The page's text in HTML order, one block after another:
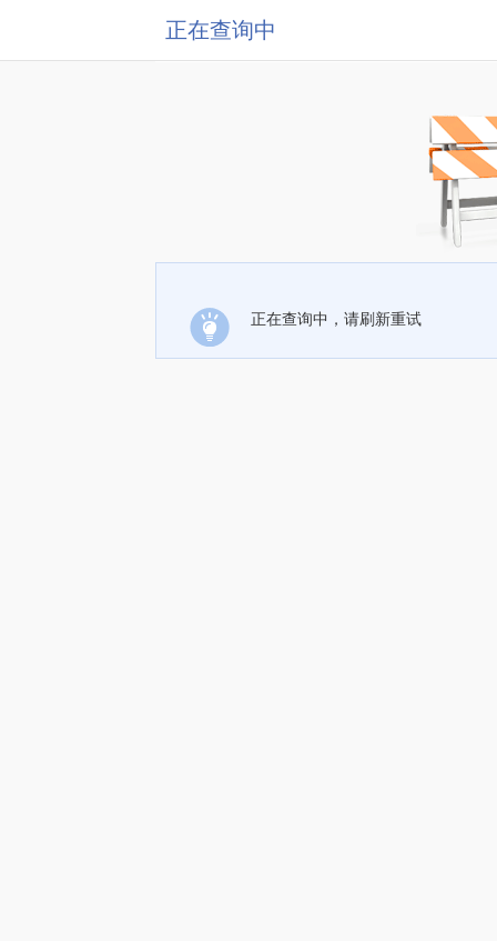
正在查询中
正在查询中，请刷新重试